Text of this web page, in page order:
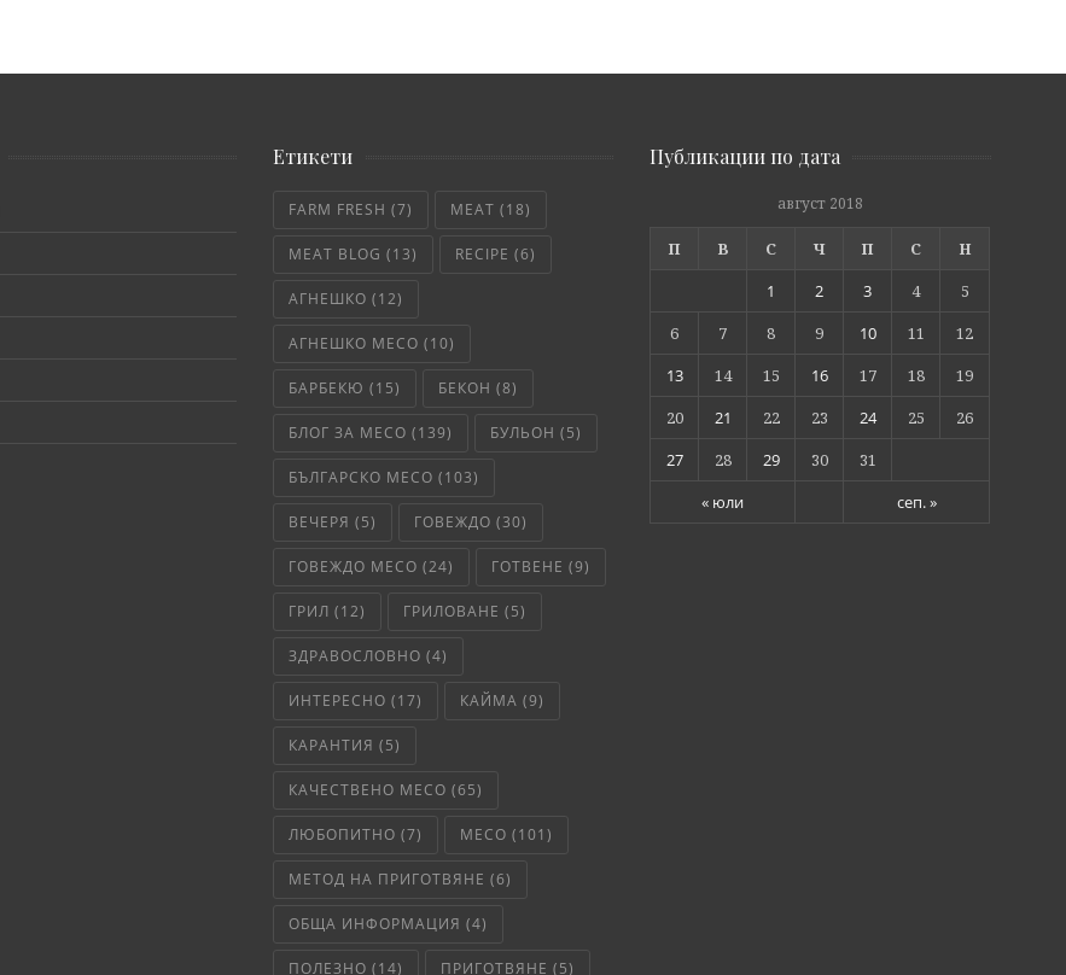
Етикети
FARM FRESH (7) MEAT (18)
MEAT BLOG (13) RECIPE (6)
АГНЕШКО (12)
АГНЕШКО МЕСО (10)
БАРБЕКЮ (15) БЕКОН (8)
БЛОГ ЗА МЕСО (139) БУЛЬОН (5)
БЪЛГАРСКО МЕСО (103)
ВЕЧЕРЯ (5) ГОВЕЖДО (30)
ГОВЕЖДО МЕСО (24) ГОТВЕНЕ (9)
ГРИЛ (12) ГРИЛОВАНЕ (5)
ЗДРАВОСЛОВНО (4)
ИНТЕРЕСНО (17) КАЙМА (9)
КАРАНТИЯ (5)
КАЧЕСТВЕНО МЕСО (65)
ЛЮБОПИТНО (7) МЕСО (101)
МЕТОД НА ПРИГОТВЯНЕ (6)
ОБЩА ИНФОРМАЦИЯ (4)
ПОЛЕЗНО (14) ПРИГОТВЯНЕ (5)
Публикации по дата
август 2018
П В С Ч П С Н
« юли сеп. »
1 2 3 4
5
6
7 8 9 10 11
12
13
14 15 16 17 18
19
20
21 22 23 24 25
26
27
28 29 30 31